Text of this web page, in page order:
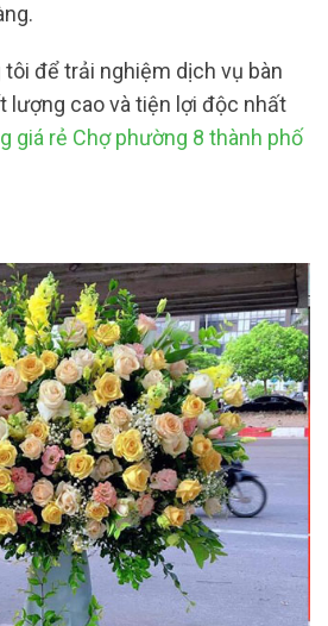
để trải nghiệm dịch vụ bàn
lượng cao và tiện lợi độc nhất
giá rẻ Chợ phường 8 thành phố